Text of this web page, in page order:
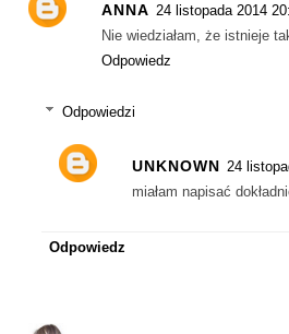
ANNA 24 listopada 2014
Nie wiedziałam, że istnieje
Odpowiedz
Odpowiedzi
UNKNOWN 24
miałam napisać
Odpowiedz